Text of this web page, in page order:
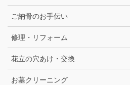
ご納骨のお手伝い
修理・リフォーム
花立の穴あけ・交換
お墓クリーニング